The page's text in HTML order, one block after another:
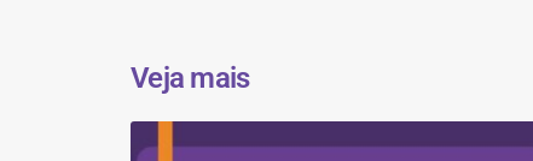
Veja mais